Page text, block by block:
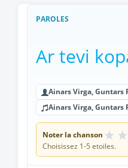
PAROLES
Ar tevi
Ainars Virga, Guntars
Ainars Virga, Guntars
Noter la chanson ★ ★
Choisissez 1-5 etoiles.